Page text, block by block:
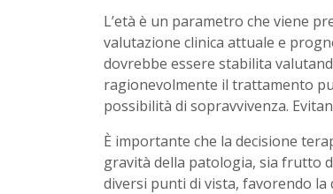
L’età è un parametro che viene
valutazione clinica attuale e
dovrebbe essere stabilita
ragionevolmente il trattamento
possibilità di sopravvivenza.
È importante che la decisione
gravità della patologia, sia frutto
diversi punti di vista, favorendo la